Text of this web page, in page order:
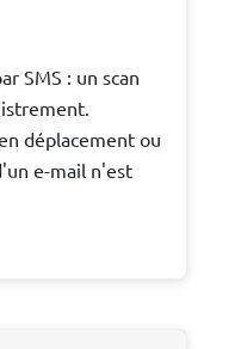
SMS : un scan
déplacement ou
e-mail n'est